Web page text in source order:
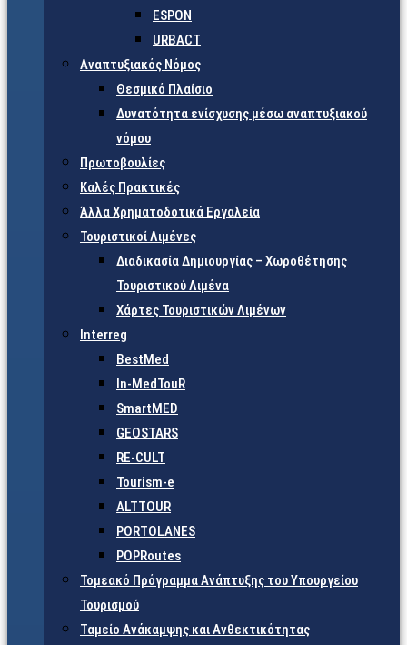
ESPON
URBACT
Αναπτυξιακός Νόμος
Θεσμικό Πλαίσιο
Δυνατότητα ενίσχυσης μέσω αναπτυξιακού
νόμου
Πρωτοβουλίες
Καλές Πρακτικές
Άλλα Χρηματοδοτικά Εργαλεία
Τουριστικοί Λιμένες
Διαδικασία Δημιουργίας – Χωροθέτησης
Τουριστικού Λιμένα
Χάρτες Τουριστικών Λιμένων
Interreg
BestMed
In-MedTouR
SmartMED
GEOSTARS
RE-CULT
Tourism-e
ALTTOUR
PORTOLANES
POPRoutes
Τομεακό Πρόγραμμα Ανάπτυξης του Υπουργείου
Τουρισμού
Ταμείο Ανάκαμψης και Ανθεκτικότητας